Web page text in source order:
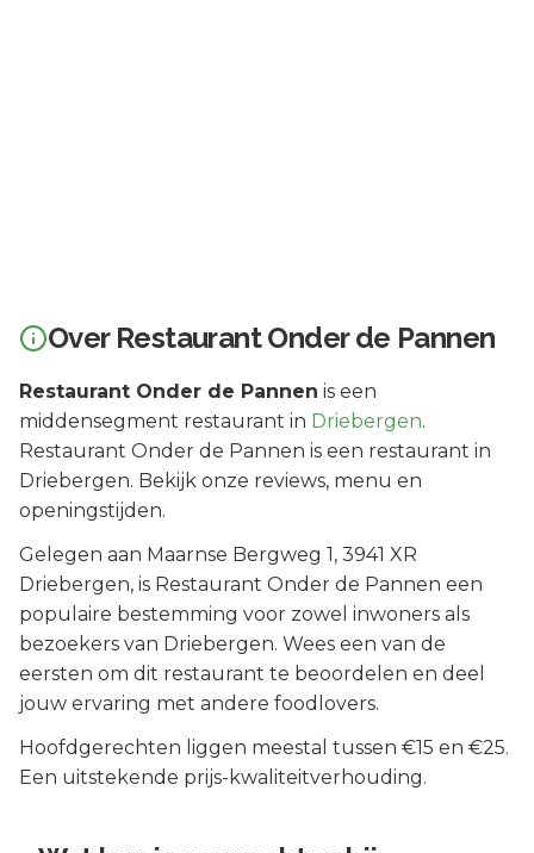
Over Restaurant Onder de Pannen
Restaurant Onder de Pannen is een
middensegment restaurant in Driebergen.
Restaurant Onder de Pannen is een restaurant in
Driebergen. Bekijk onze reviews, menu en
openingstijden.
Gelegen aan Maarnse Bergweg 1 , 3941 XR
Driebergen, is Restaurant Onder de Pannen een
populaire bestemming voor zowel inwoners als
bezoekers van Driebergen. Wees een van de
eersten om dit restaurant te beoordelen en deel
jouw ervaring met andere foodlovers.
Hoofdgerechten liggen meestal tussen €15 en €25.
Een uitstekende prijs-kwaliteitverhouding.